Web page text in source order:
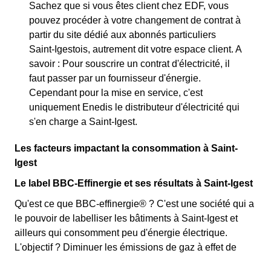
Sachez que si vous êtes client chez EDF, vous
pouvez procéder à votre changement de contrat à
partir du site dédié aux abonnés particuliers
Saint-Igestois, autrement dit votre espace client. A
savoir : Pour souscrire un contrat d'électricité, il
faut passer par un fournisseur d'énergie.
Cependant pour la mise en service, c'est
uniquement Enedis le distributeur d'électricité qui
s'en charge a Saint-Igest.
Les facteurs impactant la consommation à Saint-
Igest
Le label BBC-Effinergie et ses résultats à Saint-Igest
Qu'est ce que BBC-effinergie® ? C'est une société qui a
le pouvoir de labelliser les bâtiments à Saint-Igest et
ailleurs qui consomment peu d'énergie électrique.
L'objectif ? Diminuer les émissions de gaz à effet de